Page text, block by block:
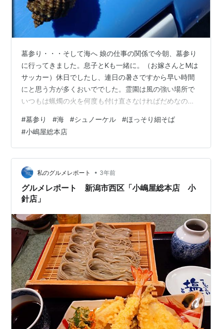
墓参り・・・そして海へ 娘の仕事の関係で今朝、墓参り
に行ってきました。息子とKも一緒に。（お嫁さんとMは
サッカー）休日でしたし、連日の暑さですから早い時間
にと思う方が多くおいででした。霊園は風の強い場所で
いつもは蝋燭の火を何度も付け直さなければだめなので
Rは新しいシュノーケルを買ってもらってご機嫌。 ほっ
そり細そば めんくいさんがブログで紹介しておられた ほ
っそり細そば を注文してみました。昨日の注文でしたが
午前中に届き早速お昼にいただきました。我が家がいつ
も食べているのはフノリをつなぎに使っている小嶋屋総
本店のそばで香り、食感、違うものだ…
#墓参り #海 #シュノーケル #ほっそり細そば
#小嶋屋総本店
私のグルメレポート • 3年前
グルメレポート 新潟市西区「小嶋屋総本店 小
針店」